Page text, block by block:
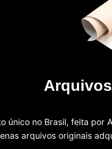
único no Brasil, feita
arquivos originais